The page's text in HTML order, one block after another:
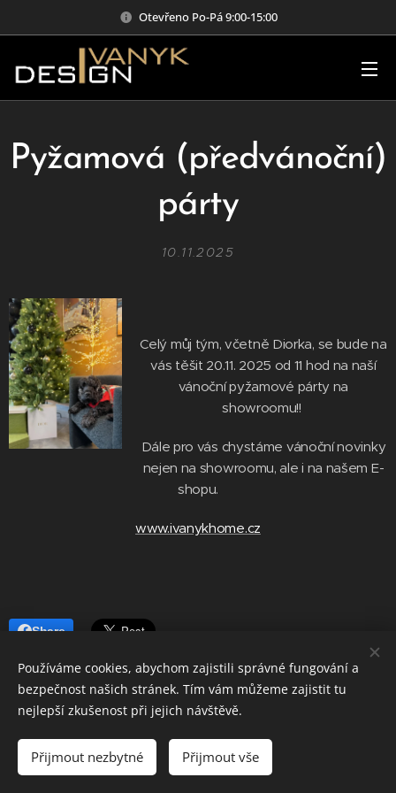
Otevřeno Po-Pá 9:00-15:00
Pyžamová (předvánoční)
párty
10.11.2025
Celý můj tým, včetně Diorka, se bude na
vás těšit 20.11. 2025 od 11 hod na naší
vánoční pyžamové párty na
showroomu!!
Dále pro vás chystáme vánoční novinky
nejen na showroomu, ale i na našem E-
shopu.
www.ivanykhome.cz
Share
Kaštanová 515/125a 620 00 Brno - Tuřany
Cookies
Používáme cookies, abychom zajistili správné fungování a
bezpečnost našich stránek. Tím vám můžeme zajistit tu
nejlepší zkušenost při jejich návštěvě.
Přijmout nezbytné Přijmout vše